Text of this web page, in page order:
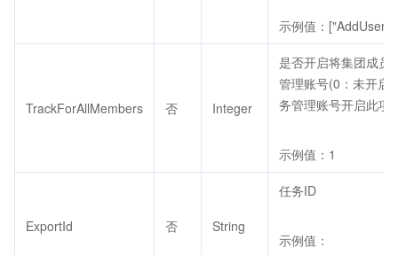
示例值：["AddUser"]
TrackForAllMembers 否 Integer
是否开启将集团成员
管理账号(0：未开启
务管理账号开启此项
示例值：1
ExportId 否 String
任务ID
示例值：